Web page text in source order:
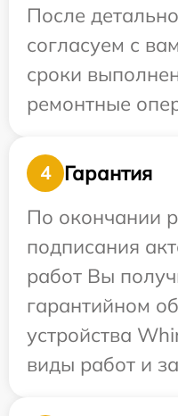
После
согласуем с
сроки
ремонтные
4
Гарантия
По окончании
подписания
работ Вы
гарантийном
устройства
виды работ и